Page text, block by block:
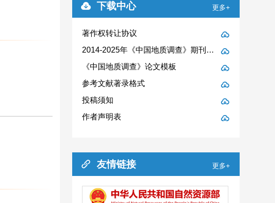
下载中心 更多+
著作权转让协议
2014-2025年《中国地质调查》期刊文献列表
《中国地质调查》论文模板
参考文献著录格式
投稿须知
作者声明表
友情链接 更多+